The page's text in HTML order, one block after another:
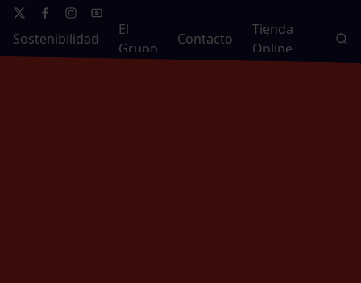
Sostenibilidad
El
Grupo
Contacto
Tienda
Online